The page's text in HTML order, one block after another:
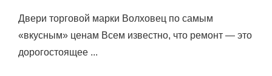
Двери торговой марки Волховец по самым
«вкусным» ценам Всем известно, что ремонт — это
дорогостоящее ...